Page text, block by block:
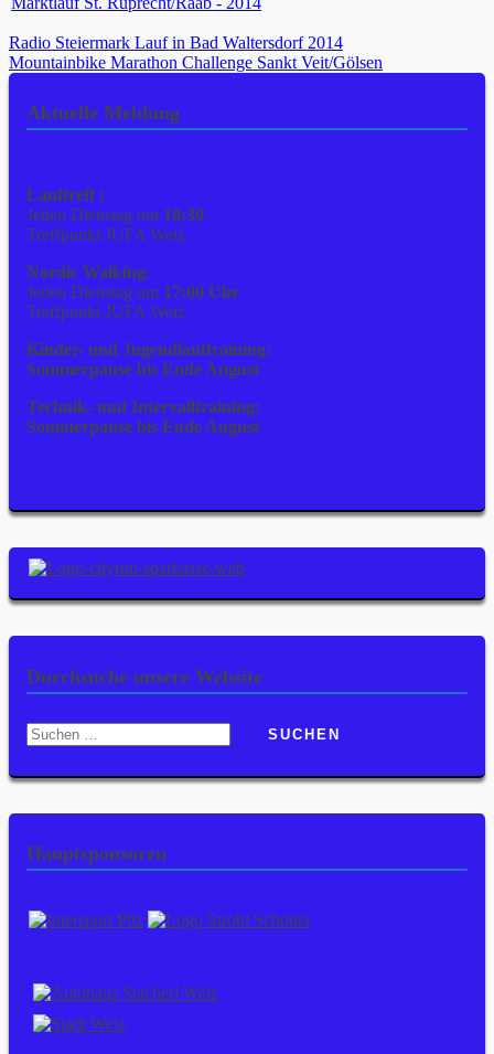
Beitragsnavigation
Radio Steiermark Lauf in Bad Waltersdorf 2014
Mountainbike Marathon Challenge Sankt Veit/Gölsen
Aktuelle Meldung
Lauftreff :
Jeden Dienstag um 18:30
Treffpunkt JUFA Weiz
Nordic Walking:
Jeden Dienstag um 17:00 Uhr
Treffpunkt JUFA Weiz
Kinder- und Jugendlauftraining:
Sommerpause bis Ende August
Technik- und Intervalltraining:
Sommerpause bis Ende August
Durchsuche unsere Website
Suchen
nach:
Hauptsponsoren